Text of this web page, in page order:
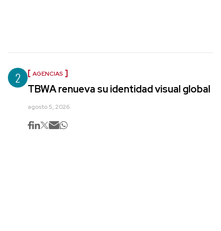
2 AGENCIAS
TBWA renueva su identidad visual global
agosto 5, 2026